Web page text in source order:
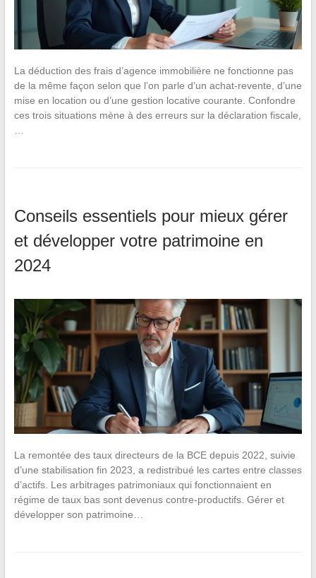
La déduction des frais d’agence immobilière ne fonctionne pas
de la même façon selon que l’on parle d’un achat-revente, d’une
mise en location ou d’une gestion locative courante. Confondre
ces trois situations mène à des erreurs sur la déclaration fiscale,
Conseils essentiels pour mieux gérer
et développer votre patrimoine en
2024
La remontée des taux directeurs de la BCE depuis 2022, suivie
d’une stabilisation fin 2023, a redistribué les cartes entre classes
d’actifs. Les arbitrages patrimoniaux qui fonctionnaient en
régime de taux bas sont devenus contre-productifs. Gérer et
développer son patrimoine…